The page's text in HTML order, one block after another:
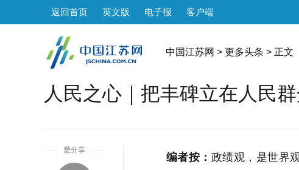
返回首页 英文版 电子报 客户端
中国江苏网 > 更多头条 > 正文
人民之心｜把丰碑立在人民
爱分享
编者按： 政绩观，是世界